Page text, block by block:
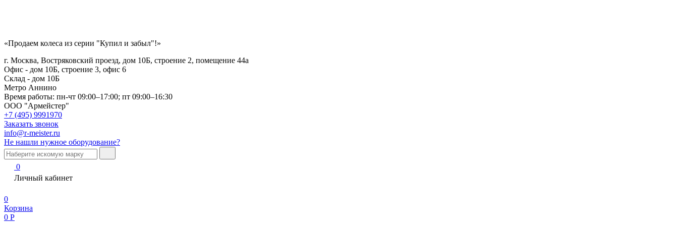
«Продаем колеса из серии "Купил и забыл"!»
г. Москва, Востряковский проезд, дом 10Б, строение 2, помещение 44а
Офис - дом 10Б, строение 3, офис 6
Склад - дом 10Б
Метро Аннино
Время работы: пн-чт 09:00–17:00; пт 09:00–16:30
ООО "Армейстер"
+7 (495) 9991970
Заказать звонок
info@r-meister.ru
Не нашли нужное оборудование?
0
Личный кабинет
0
Корзина
0 Р